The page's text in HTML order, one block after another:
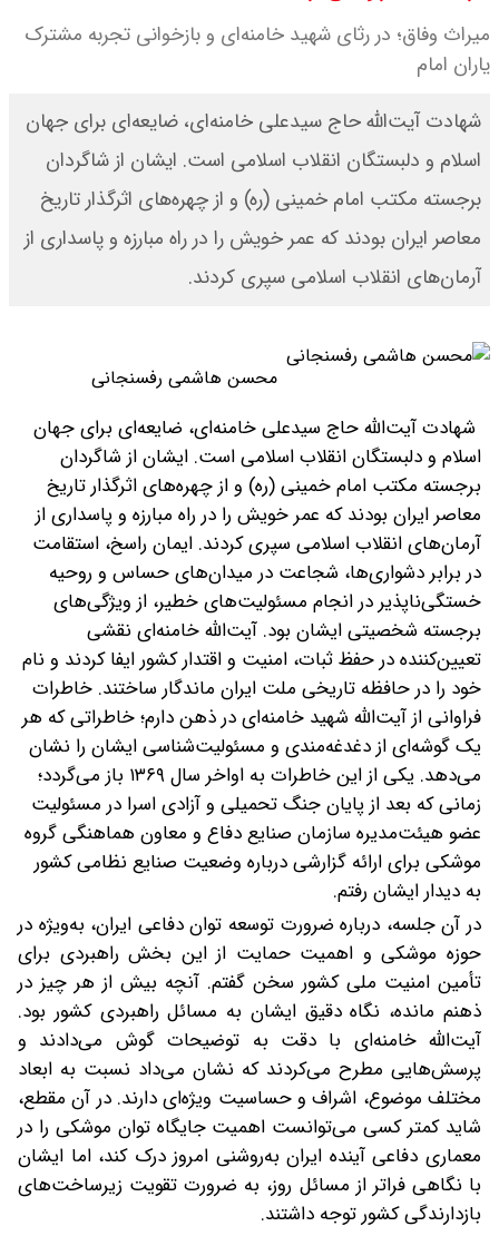
سنتی جمهوری‌خواهان را از دست می
بنزین برای دولت چقدر تمام می شود؟
یک ادعا: برخی مالکان اجاره بها را ۶۰
درصد افزایش می دهند
میراث وفاق؛ در رثای شهید خامنه‌ای و بازخوانی تجربه‌ مشترک
یاران امام
شهادت آیت‌الله حاج سیدعلی خامنه‌ای، ضایعه‌ای برای جهان
اسلام و دلبستگان انقلاب اسلامی است. ایشان از شاگردان
برجسته مکتب امام خمینی (ره) و از چهره‌های اثرگذار تاریخ
معاصر ایران بودند که عمر خویش را در راه مبارزه و پاسداری از
آرمان‌های انقلاب اسلامی سپری کردند.
محسن هاشمی رفسنجانی
شهادت آیت‌الله حاج سیدعلی خامنه‌ای، ضایعه‌ای برای جهان
اسلام و دلبستگان انقلاب اسلامی است. ایشان از شاگردان
برجسته مکتب امام خمینی (ره) و از چهره‌های اثرگذار تاریخ
معاصر ایران بودند که عمر خویش را در راه مبارزه و پاسداری از
آرمان‌های انقلاب اسلامی سپری کردند. ایمان راسخ، استقامت
در برابر دشواری‌ها، شجاعت در میدان‌های حساس و روحیه
خستگی‌ناپذیر در انجام مسئولیت‌های خطیر، از ویژگی‌های
برجسته شخصیتی ایشان بود. آیت‌الله خامنه‌ای نقشی
تعیین‌کننده در حفظ ثبات، امنیت و اقتدار کشور ایفا کردند و نام
خود را در حافظه تاریخی ملت ایران ماندگار ساختند. خاطرات
فراوانی از آیت‌الله شهید خامنه‌ای در ذهن دارم؛ خاطراتی که هر
یک گوشه‌ای از دغدغه‌مندی و مسئولیت‌شناسی ایشان را نشان
می‌دهد. یکی از این خاطرات به اواخر سال ۱۳۶۹ باز می‌گردد؛
زمانی که بعد از پایان جنگ تحمیلی و آزادی اسرا در مسئولیت
عضو هیئت‌مدیره سازمان صنایع دفاع و معاون هماهنگی گروه
موشکی برای ارائه گزارشی درباره وضعیت صنایع نظامی کشور
به دیدار ایشان رفتم.
در آن جلسه، درباره ضرورت توسعه توان دفاعی ایران، به‌ویژه در
حوزه موشکی و اهمیت حمایت از این بخش راهبردی برای
تأمین امنیت ملی کشور سخن گفتم. آنچه بیش از هر چیز در
ذهنم مانده، نگاه دقیق ایشان به مسائل راهبردی کشور بود.
آیت‌الله خامنه‌ای با دقت به توضیحات گوش می‌دادند و
پرسش‌هایی مطرح می‌کردند که نشان می‌داد نسبت به ابعاد
مختلف موضوع، اشراف و حساسیت ویژه‌ای دارند. در آن مقطع،
شاید کمتر کسی می‌توانست اهمیت جایگاه توان موشکی را در
معماری دفاعی آینده ایران به‌روشنی امروز درک کند، اما ایشان
با نگاهی فراتر از مسائل روز، به ضرورت تقویت زیرساخت‌های
بازدارندگی کشور توجه داشتند.